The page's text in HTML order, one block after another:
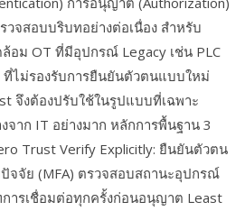
วจสอบบริบทอย่างต่อเนื่อง สำหรับ
อม OT ที่มีอุปกรณ์ Legacy เช่น PLC
ที่ไม่รองรับการยืนยันตัวตนแบบใหม่
จึงต้องปรับใช้ในรูปแบบที่เฉพาะ
งจาก IT อย่างมาก หลักการพื้นฐาน 3
Trust Verify Explicitly: ยืนยันตัวตน
จจัย (MFA) ตรวจสอบสถานะอุปกรณ์
ารเชื่อมต่อทุกครั้งก่อนอนุญาต Least